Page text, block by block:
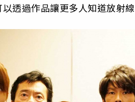
透過作品讓更多人知道放射